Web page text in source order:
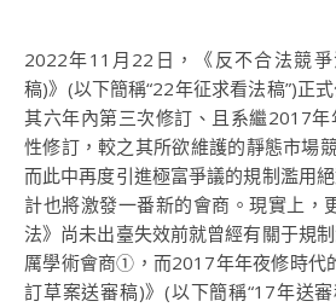
2022年11月22日，《反不合法競
稿)》(以下簡稱“22年征求看法稿”)正
其六年內第三次修訂、且系繼2017
性修訂，較之其所欲維護的靜態市場
而此中再度引進極富爭議的規制濫用
計也將激發一番新的會商。現實上，
法》尚未出臺失效前就曾經有關于規
厲學術會商①，而2017年年夜修時代
訂草案送審稿)》(以下簡稱“17年送